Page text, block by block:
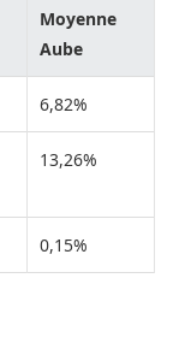
Moyenne
Aube
6,82%
13,26%
0,15%